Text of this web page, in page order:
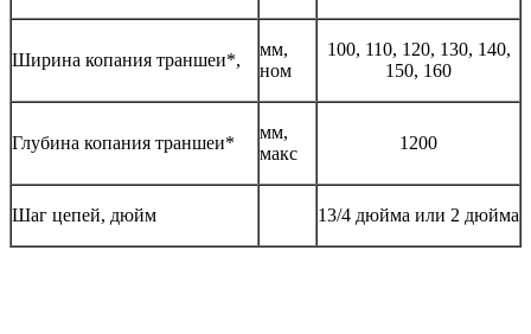
Ширина копания траншеи*,
мм,
ном
100, 110, 120, 130, 140,
150, 160
Глубина копания траншеи*
мм,
макс
1200
Шаг цепей, дюйм 13/4 дюйма или 2 дюйма